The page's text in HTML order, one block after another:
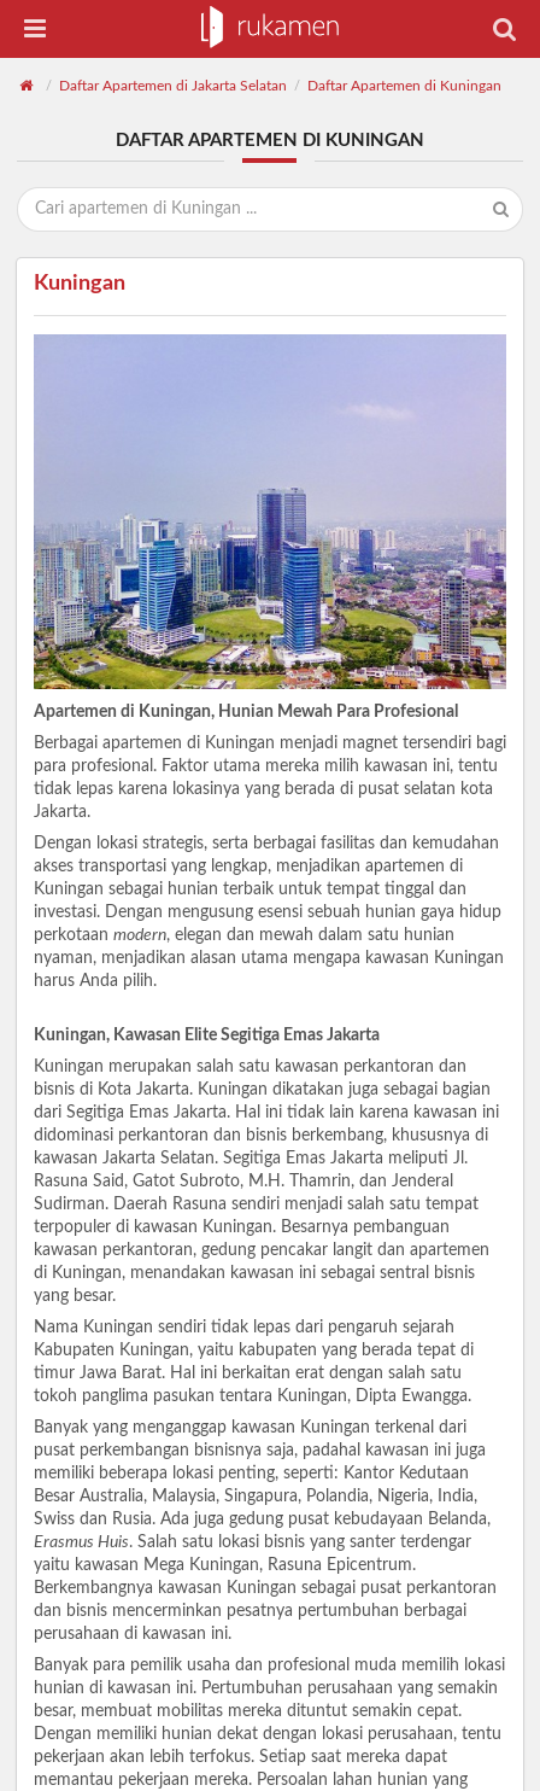
/ Daftar Apartemen di Jakarta Selatan / Daftar Apartemen di Kuningan
DAFTAR APARTEMEN DI KUNINGAN
Kuningan
Apartemen di Kuningan, Hunian Mewah Para Profesional
Berbagai apartemen di Kuningan menjadi magnet tersendiri bagi
para profesional. Faktor utama mereka milih kawasan ini, tentu
tidak lepas karena lokasinya yang berada di pusat selatan kota
Jakarta.
Dengan lokasi strategis, serta berbagai fasilitas dan kemudahan
akses transportasi yang lengkap, menjadikan apartemen di
Kuningan sebagai hunian terbaik untuk tempat tinggal dan
investasi. Dengan mengusung esensi sebuah hunian gaya hidup
perkotaan modern, elegan dan mewah dalam satu hunian
nyaman, menjadikan alasan utama mengapa kawasan Kuningan
harus Anda pilih.
Kuningan, Kawasan Elite Segitiga Emas Jakarta
Kuningan merupakan salah satu kawasan perkantoran dan
bisnis di Kota Jakarta. Kuningan dikatakan juga sebagai bagian
dari Segitiga Emas Jakarta. Hal ini tidak lain karena kawasan ini
didominasi perkantoran dan bisnis berkembang, khususnya di
kawasan Jakarta Selatan. Segitiga Emas Jakarta meliputi Jl.
Rasuna Said, Gatot Subroto, M.H. Thamrin, dan Jenderal
Sudirman. Daerah Rasuna sendiri menjadi salah satu tempat
terpopuler di kawasan Kuningan. Besarnya pembanguan
kawasan perkantoran, gedung pencakar langit dan apartemen
di Kuningan, menandakan kawasan ini sebagai sentral bisnis
yang besar.
Nama Kuningan sendiri tidak lepas dari pengaruh sejarah
Kabupaten Kuningan, yaitu kabupaten yang berada tepat di
timur Jawa Barat. Hal ini berkaitan erat dengan salah satu
tokoh panglima pasukan tentara Kuningan, Dipta Ewangga.
Banyak yang menganggap kawasan Kuningan terkenal dari
pusat perkembangan bisnisnya saja, padahal kawasan ini juga
memiliki beberapa lokasi penting, seperti: Kantor Kedutaan
Besar Australia, Malaysia, Singapura, Polandia, Nigeria, India,
Swiss dan Rusia. Ada juga gedung pusat kebudayaan Belanda,
Erasmus Huis. Salah satu lokasi bisnis yang santer terdengar
yaitu kawasan Mega Kuningan, Rasuna Epicentrum.
Berkembangnya kawasan Kuningan sebagai pusat perkantoran
dan bisnis mencerminkan pesatnya pertumbuhan berbagai
perusahaan di kawasan ini.
Banyak para pemilik usaha dan profesional muda memilih lokasi
hunian di kawasan ini. Pertumbuhan perusahaan yang semakin
besar, membuat mobilitas mereka dituntut semakin cepat.
Dengan memiliki hunian dekat dengan lokasi perusahaan, tentu
pekerjaan akan lebih terfokus. Setiap saat mereka dapat
memantau pekerjaan mereka. Persoalan lahan hunian yang